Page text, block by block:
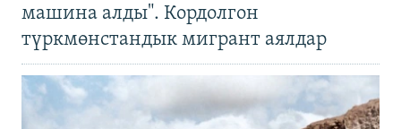
машина алды". Кордолгон
түркмөнстандык мигрант аялдар